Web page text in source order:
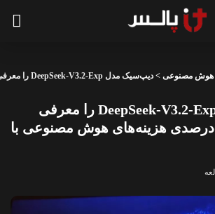
هوش مصنوعی >دیپ‌سیک مدل DeepSeek-V3.2-Exp را معرفی کرد: کاهش ۵۰ درصدی هزینه‌های هوش مصنوعی با توجه پراکنده
دیپ‌سیک مدل DeepSeek-V3.2-Exp را معرفی
کرد: کاهش ۵۰ درصدی هزینه‌های هوش مصنوعی با